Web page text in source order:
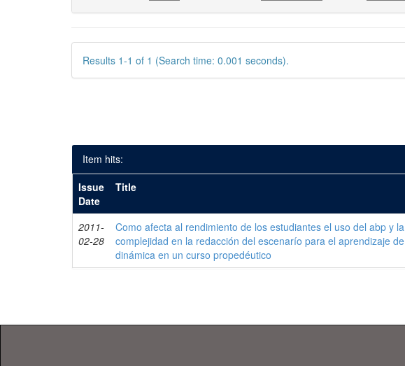
Results 1-1 of 1 (Search time: 0.001 seconds).
Item hits:
Issue
Date
Title
2011-
02-28
Como afecta al rendimiento de los estudiantes el uso del abp y la
complejidad en la redacción del escenarío para el aprendizaje de
dinámica en un curso propedéutico